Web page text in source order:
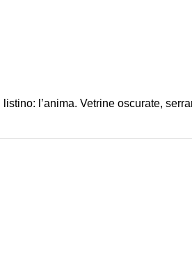
l’anima. Vetrine oscurate,